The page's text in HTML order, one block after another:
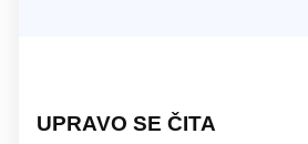
UPRAVO SE ČITA